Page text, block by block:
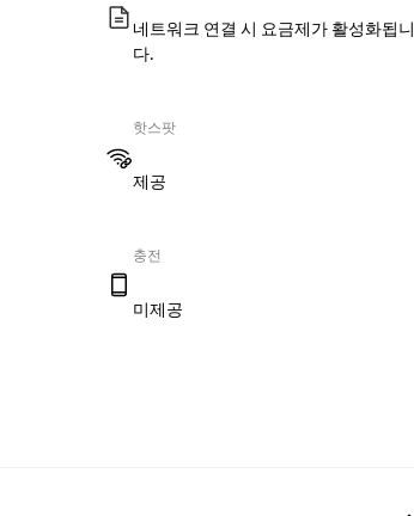
네트워크 연결 시 요금제가 활성화됩니
다.
핫스팟
제공
충전
미제공